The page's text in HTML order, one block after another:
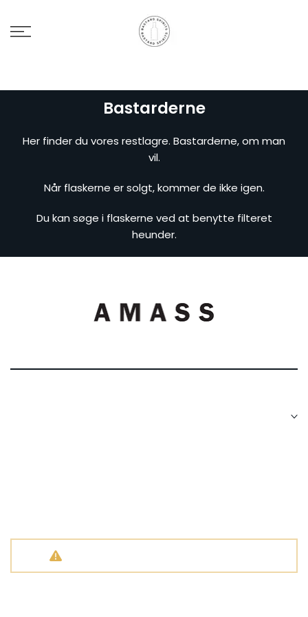
Bastarderne
Her finder du vores restlagre. Bastarderne, om man
vil.
Når flaskerne er solgt, kommer de ikke igen.
Du kan søge i flaskerne ved at benytte filteret
heunder.